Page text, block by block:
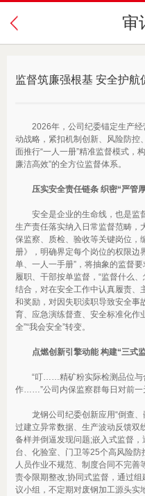
审
监督筑廉强根基 安全护航
2026年，公司纪委锚定生产经
动战略，紧扣机制创新、风险防控
面推行“一人一册”精准监督模式，
廉洁高效”的全方位监督体系。
压实安全责任链条 织密“严管
安全是企业的生命线，也是监
生产责任落实纳入日常监督范畴，
保监察、质检、验收等关键岗位，
册》，明确界定每个岗位的权限边
单、一人一手册”，将抽象的监督
履职、干部按单监督，“监督什么
结合，对在安全工作中认真履责、
和奖励，对因失职渎职导致安全事
育、应急演练督查、安全标准化作
全”“我会安全”转变。
点燃创新引擎动能 构建“三式
“叮……精矿粉实际检测品位与
作……”公司内保监察群每日对前一
龙钢公司纪委创新应用“倒查、
过建立异常数据、生产波动反馈双
备样并倒逼发现问题;嵌入式监督
台、化验室、门卫等25个高风险防
人员作业不规范、制度合同不完善
责令限期整改;协同式监督，通过
议小组，不定期对废钢加工源头实